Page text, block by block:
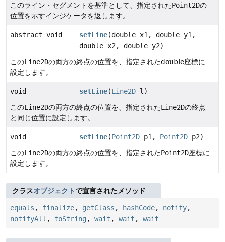
このライン・セグメントを基準として、指定されたPoint2Dの
位置を示すインジケータを返します。
abstract void setLine(double x1, double y1,
double x2, double y2)
このLine2Dの両方の終点の位置を、指定されたdouble座標に
設定します。
void setLine(Line2D l)
このLine2Dの両方の終点の位置を、指定されたLine2Dの終点
と同じ位置に設定します。
void setLine(Point2D p1, Point2D p2)
このLine2Dの両方の終点の位置を、指定されたPoint2D座標に
設定します。
クラスオブジェクトで宣言されたメソッド
equals , finalize, getClass , hashCode, notify,
notifyAll , toString , wait , wait , wait